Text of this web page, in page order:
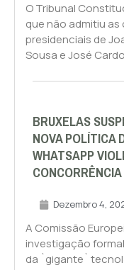
O Tribunal
que não admitiu
presidenciais de
Sousa e José
BRUXELAS
NOVA POLÍTICA
WHATSAPP
Dezembro 4,
A Comissão
investigação
da `gigante`